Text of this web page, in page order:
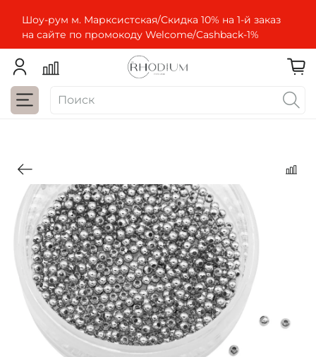
Шоу-рум м. Марксистская/Скидка 10% на 1-й заказ
на сайте по промокоду Welcome/Cashbaсk-1%